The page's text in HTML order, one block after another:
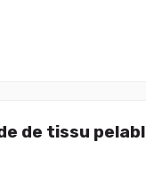
de tissu